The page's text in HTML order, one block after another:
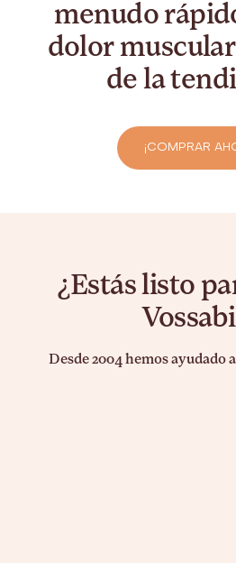
menudo
dolor
de la
¡COMPRAR
Desde 2004 hemos ayudado
¿Estás listo